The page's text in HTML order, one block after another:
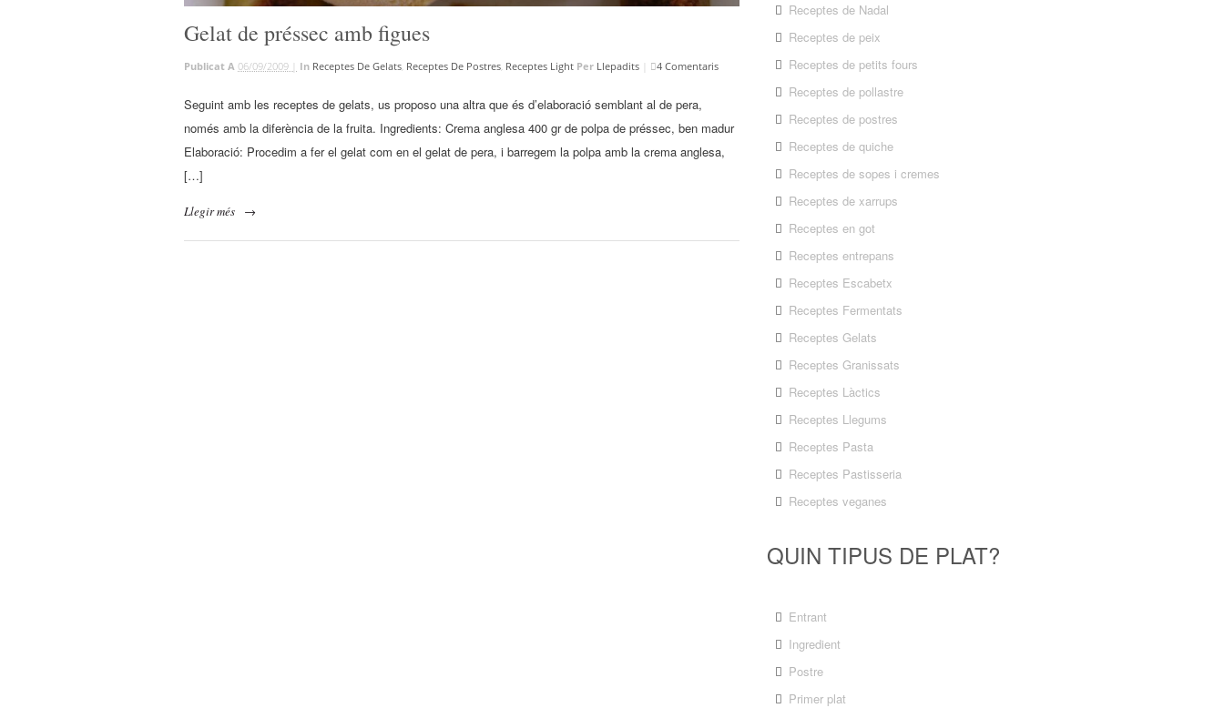
Gelat de préssec amb figues
Publicat A 06/09/2009 | In Receptes De Gelats Receptes De Postres Receptes Light Per Llepadits 4 Comentaris
Seguint amb les receptes de gelats, us proposo una altra que és d’elaboració semblant al de pera,
només amb la diferència de la fruita. Ingredients: Crema anglesa 400 gr de polpa de préssec, ben madur
Elaboració: Procedim a fer el gelat com en el gelat de pera, i barregem la polpa amb la crema anglesa,
[…]
Llegir més →
Receptes de Nadal
Receptes de peix
Receptes de petits fours
Receptes de pollastre
Receptes de postres
Receptes de quiche
Receptes de sopes i cremes
Receptes de xarrups
Receptes en got
Receptes entrepans
Receptes Escabetx
Receptes Fermentats
Receptes Gelats
Receptes Granissats
Receptes Làctics
Receptes Llegums
Receptes Pasta
Receptes Pastisseria
Receptes veganes
QUIN TIPUS DE PLAT?
Entrant
Ingredient
Postre
Primer plat